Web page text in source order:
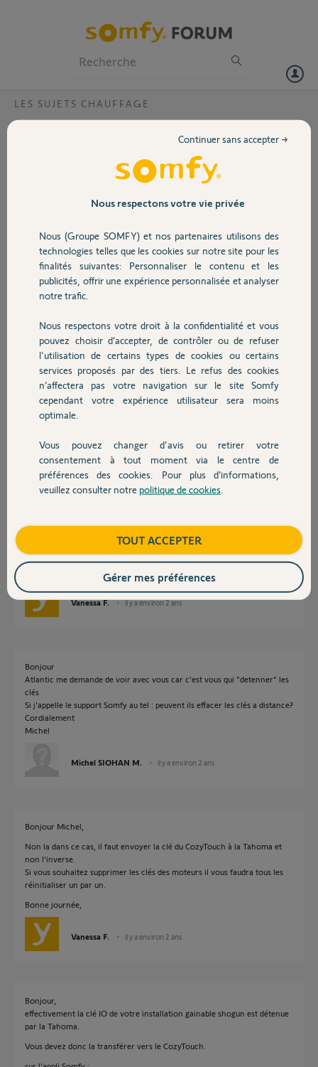
Volet
Sécurité
Domotique
Chauffage
Autres produits
Devis avec un pro
Contact
LES SUJETS CHAUFFAGE
Transfert clé Io vers cozytouch
J'ai fait l'acquistion d'une cozytouch pour gerer au mieux mes PAC
La programmation des chauffages avec cozytouch est
tahoma.
J'imagine que les clés io sont bloquées par tahoma.
Y a t'il une procedure pour transférer les clés io de tahoma vaers
cozytouch?
Cordialement
Michel SIOHAN M.
il y a environ 2 ans
Participer au fil de discussion
Réponses
La Tahoma peut envoyer et recevoir une clé de sécurité mais je ne saurai
vous dire si cela est possible sur le Cozytouch.
Vanessa F. il y a environ 2 ans
Bonjour
Atlantic me demande de voir avec vous car c'est vous qui "detenner" les
clés
Si j'appelle le support Somfy au tel : peuvent ils effacer les clés a distance?
Cordialement
Michel
Michel SIOHAN M. il y a environ 2 ans
Bonjour Michel,
Non la dans ce cas, il faut envoyer la clé du CozyTouch à la Tahoma et
non l'inverse.
Si vous souhaitez supprimer les clés des moteurs il vous faudra tous les
réinitialiser un par un.
Bonne journée,
Vanessa F. il y a environ 2 ans
Bonjour,
effectivement la clé IO de votre installation gainable shogun est détenue
par la Tahoma.
Vous devez donc la transférer vers le CozyTouch.
Nous respectons votre vie privée
Nous (Groupe SOMFY) et nos partenaires utilisons des
technologies telles que les cookies sur notre site pour les
finalités suivantes: Personnaliser le contenu et les
publicités, offrir une expérience personnalisée et analyser
notre trafic.
Nous respectons votre droit à la confidentialité et vous
pouvez choisir d’accepter, de contrôler ou de refuser
l'utilisation de certains types de cookies ou certains
services proposés par des tiers. Le refus des cookies
n’affectera pas votre navigation sur le site Somfy
cependant votre expérience utilisateur sera moins
optimale.
Vous pouvez changer d'avis ou retirer votre
consentement à tout moment via le centre de
préférences des cookies. Pour plus d’informations,
veuillez consulter notre politique de cookies
Continuer sans accepter →
TOUT ACCEPTER
Gérer mes préférences